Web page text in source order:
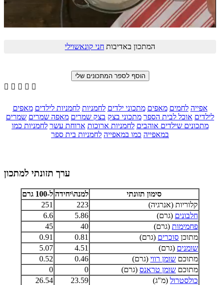
המתכון באדיבות חני קונאשוילי
    
אפייה לחמים מאפים מתכוני ילדים לחמניות לחמניות לילדים מאפים
לילדים אוכל לבית הספר מתכוני בצק בצק שמרים מאפה שמרים שמרים
מתכונים שילדים אוהבים לחמניות ארוכות ארוחת עשר לחמניות כמו
במאפייה כמו במאפייה לחמניות בית ספר
ערך תזונתי למתכון
סימון תזונתי למנה\יחידה ל-100 גרם
קלוריות (אנרגיה)
223
251
חלבונים (גרם) 5.86
6.6
פחמימות (גרם) 40
45
מתוכן סוכרים (גרם) 0.81
0.91
שומנים (גרם) 4.51
5.07
מתוכם שומן רווי (גרם) 0.46
0.52
מתוכם שומן טראנס (גרם) 0
0
כולסטרול (מ"ג) 23.59
26.54